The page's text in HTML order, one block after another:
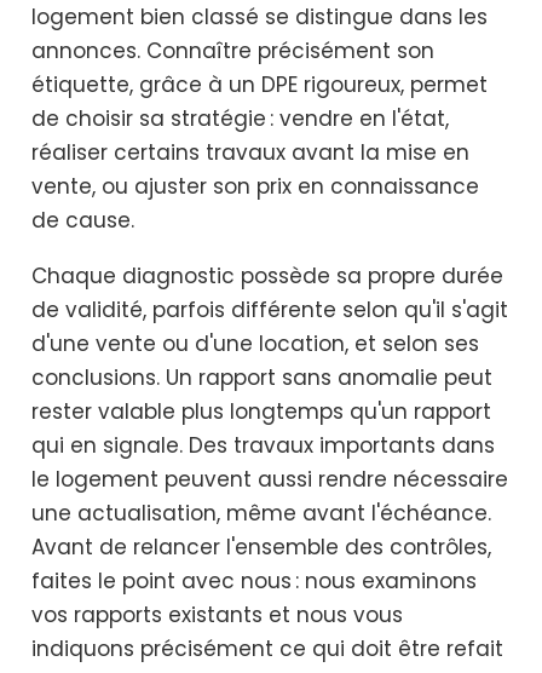
logement bien classé se distingue dans les
annonces. Connaître précisément son
étiquette, grâce à un DPE rigoureux, permet
de choisir sa stratégie : vendre en l'état,
réaliser certains travaux avant la mise en
vente, ou ajuster son prix en connaissance
de cause.
Chaque diagnostic possède sa propre durée
de validité, parfois différente selon qu'il s'agit
d'une vente ou d'une location, et selon ses
conclusions. Un rapport sans anomalie peut
rester valable plus longtemps qu'un rapport
qui en signale. Des travaux importants dans
le logement peuvent aussi rendre nécessaire
une actualisation, même avant l'échéance.
Avant de relancer l'ensemble des contrôles,
faites le point avec nous : nous examinons
vos rapports existants et nous vous
indiquons précisément ce qui doit être refait